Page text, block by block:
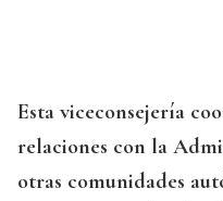
Esta viceconsejería
relaciones con la
otras comunidades